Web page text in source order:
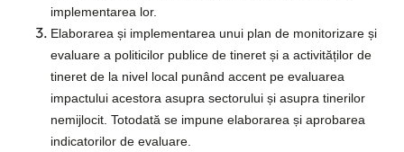
implementarea lor.
Elaborarea și implementarea unui plan de monitorizare și
evaluare a politicilor publice de tineret și a activităților de
tineret de la nivel local punând accent pe evaluarea
impactului acestora asupra sectorului și asupra tinerilor
nemijlocit. Totodată se impune elaborarea și aprobarea
indicatorilor de evaluare.